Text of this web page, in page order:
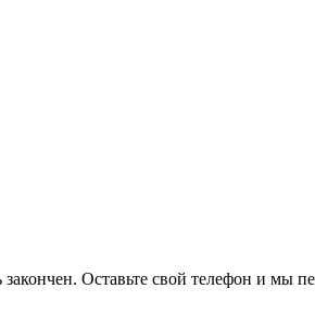
Оставьте свой телефон и мы